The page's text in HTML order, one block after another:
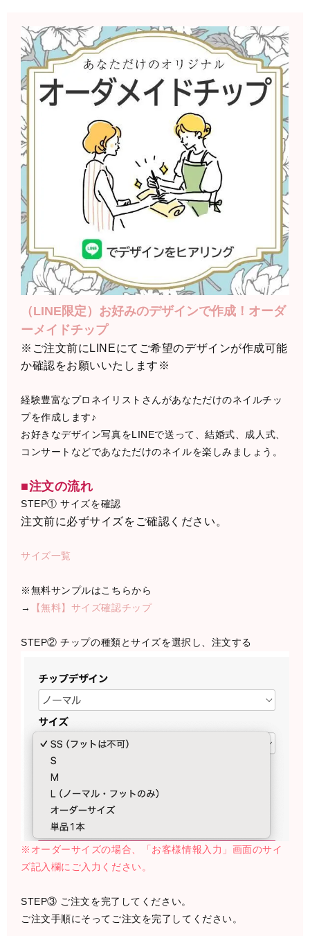
（LINE限定）お好みのデザインで作成！オーダ
ーメイドチップ
※ご注文前にLINEにてご希望のデザインが作成可能
か確認をお願いいたします※
経験豊富なプロネイリストさんがあなただけのネイルチッ
プを作成します♪
お好きなデザイン写真をLINEで送って、結婚式、成人式、
コンサートなどであなただけのネイルを楽しみましょう。
■注文の流れ
STEP① サイズを確認
注文前に必ずサイズをご確認ください。
サイズ一覧
※無料サンプルはこちらから
→
【無料】サイズ確認チップ
STEP② チップの種類とサイズを選択し、注文する
※オーダーサイズの場合、「お客様情報入力」画面のサイ
ズ記入欄にご入力ください。
STEP③ ご注文を完了してください。
ご注文手順にそってご注文を完了してください。